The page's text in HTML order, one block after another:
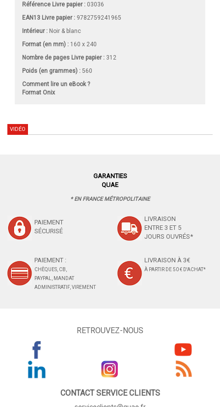
Référence Livre papier : 03036
EAN13 Livre papier : 9782759241965
Intérieur : Noir & blanc
Format (en mm) : 160 x 240
Nombre de pages Livre papier: 312
Poids (en grammes) : 560
Comment lire un eBook ?
Format Onix
VIDÉO
GARANTIES
QUAE
* EN FRANCE MÉTROPOLITAINE
PAIEMENT
SÉCURISÉ
LIVRAISON
ENTRE 3 ET 5
JOURS OUVRÉS*
PAIEMENT :
CHÈQUES, CB,
PAYPAL, MANDAT
ADMINISTRATIF, VIREMENT
LIVRAISON À 3€
À PARTIR DE 50 € D'ACHAT*
RETROUVEZ-NOUS
CONTACT SERVICE CLIENTS